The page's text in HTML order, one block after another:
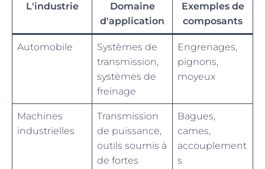
L'industrie
Domaine
d'application
Exemples de
composants
Automobile
Systèmes de
transmission,
systèmes de
freinage
Engrenages,
pignons,
moyeux
Machines
industrielles
Transmission
de puissance,
outils soumis à
de fortes
Bagues,
cames,
accouplement
s